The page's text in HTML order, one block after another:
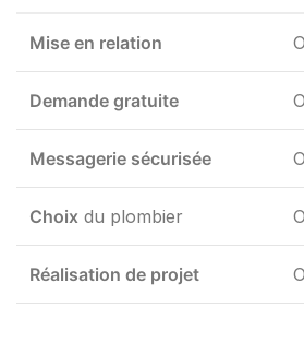
Mise en relation
Demande gratuite
Messagerie sécurisée
Choix du plombier
Réalisation de projet